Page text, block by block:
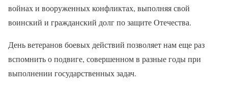
войнах и вооруженных конфликтах, выполняя свой
воинский и гражданский долг по защите Отечества.
День ветеранов боевых действий позволяет нам еще раз
вспомнить о подвиге, совершенном в разные годы при
выполнении государственных задач.